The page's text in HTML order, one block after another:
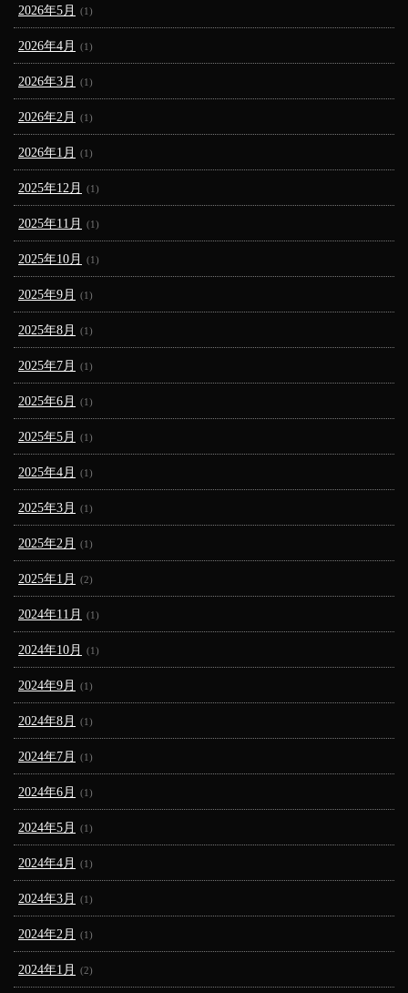
2026年5月 (1)
2026年4月 (1)
2026年3月 (1)
2026年2月 (1)
2026年1月 (1)
2025年12月 (1)
2025年11月 (1)
2025年10月 (1)
2025年9月 (1)
2025年8月 (1)
2025年7月 (1)
2025年6月 (1)
2025年5月 (1)
2025年4月 (1)
2025年3月 (1)
2025年2月 (1)
2025年1月 (2)
2024年11月 (1)
2024年10月 (1)
2024年9月 (1)
2024年8月 (1)
2024年7月 (1)
2024年6月 (1)
2024年5月 (1)
2024年4月 (1)
2024年3月 (1)
2024年2月 (1)
2024年1月 (2)